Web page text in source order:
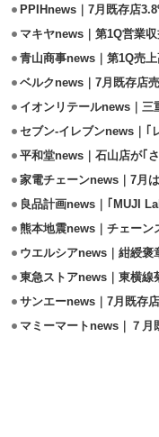
ウエルシアnews｜紺綬褒
サンエーnews｜7月既存